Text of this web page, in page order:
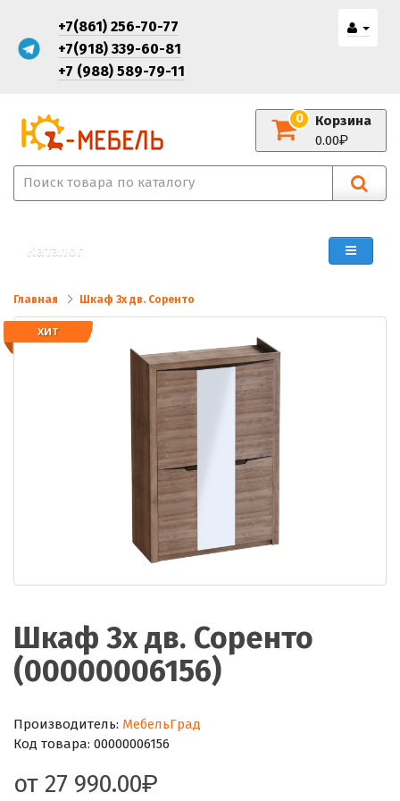
+7(861) 256-70-77
+7(918) 339-60-81
+7 (988) 589-79-11
Корзина
0
0.00
Каталог
Главная Шкаф 3х дв. Соренто
ХИТ
Шкаф 3х дв. Соренто
(00000006156)
Производитель: МебельГрад
Код товара: 00000006156
от 27 990.00